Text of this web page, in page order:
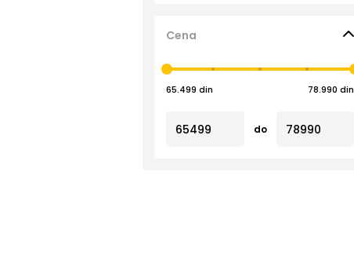
Cena
65.499 din 78.990 din
do